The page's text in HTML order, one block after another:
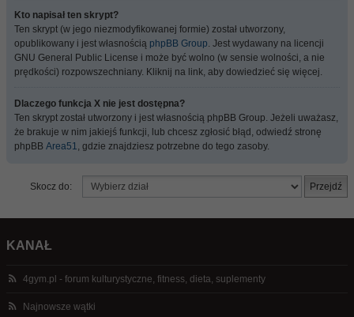
Kto napisał ten skrypt?
Ten skrypt (w jego niezmodyfikowanej formie) został utworzony,
opublikowany i jest własnością phpBB Group. Jest wydawany na licencji
GNU General Public License i może być wolno (w sensie wolności, a nie
prędkości) rozpowszechniany. Kliknij na link, aby dowiedzieć się więcej.
Dlaczego funkcja X nie jest dostępna?
Ten skrypt został utworzony i jest własnością phpBB Group. Jeżeli uważasz,
że brakuje w nim jakiejś funkcji, lub chcesz zgłosić błąd, odwiedź stronę
phpBB Area51, gdzie znajdziesz potrzebne do tego zasoby.
Skocz do:
KANAŁ
4gym.pl - forum kulturystyczne, fitness, dieta, suplementy
Najnowsze wątki